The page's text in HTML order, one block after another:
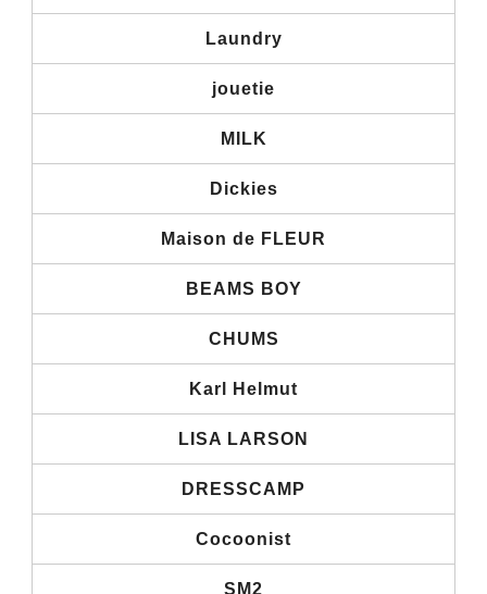
Laundry
jouetie
MILK
Dickies
Maison de FLEUR
BEAMS BOY
CHUMS
Karl Helmut
LISA LARSON
DRESSCAMP
Cocoonist
SM2